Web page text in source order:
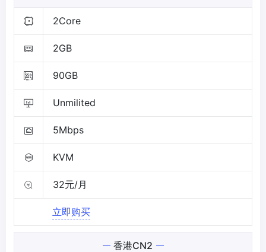
2Core
2GB
90GB
Unmilited
5Mbps
KVM
32元/月
立即购买
香港CN2